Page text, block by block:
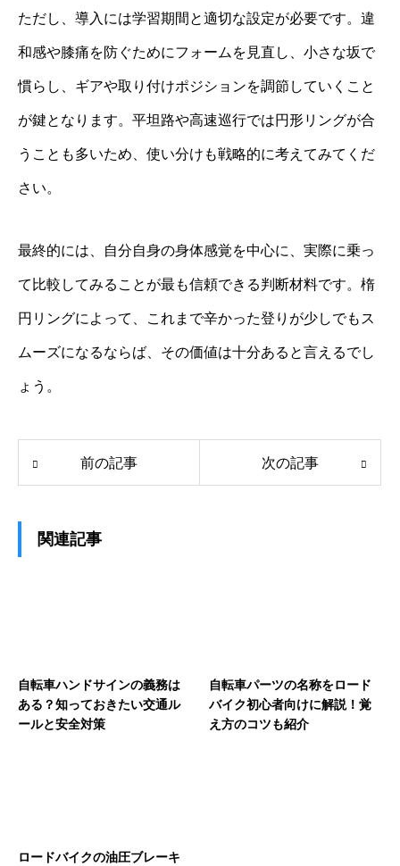
ただし、導入には学習期間と適切な設定が必要です。違
和感や膝痛を防ぐためにフォームを見直し、小さな坂で
慣らし、ギアや取り付けポジションを調節していくこと
が鍵となります。平坦路や高速巡行では円形リングが合
うことも多いため、使い分けも戦略的に考えてみてくだ
さい。
最終的には、自分自身の身体感覚を中心に、実際に乗っ
て比較してみることが最も信頼できる判断材料です。楕
円リングによって、これまで辛かった登りが少しでもス
ムーズになるならば、その価値は十分あると言えるでし
ょう。
前の記事 次の記事
関連記事
自転車ハンドサインの義務は
ある？知っておきたい交通ル
ールと安全対策
自転車パーツの名称をロード
バイク初心者向けに解説！覚
え方のコツも紹介
ロードバイクの油圧ブレーキ